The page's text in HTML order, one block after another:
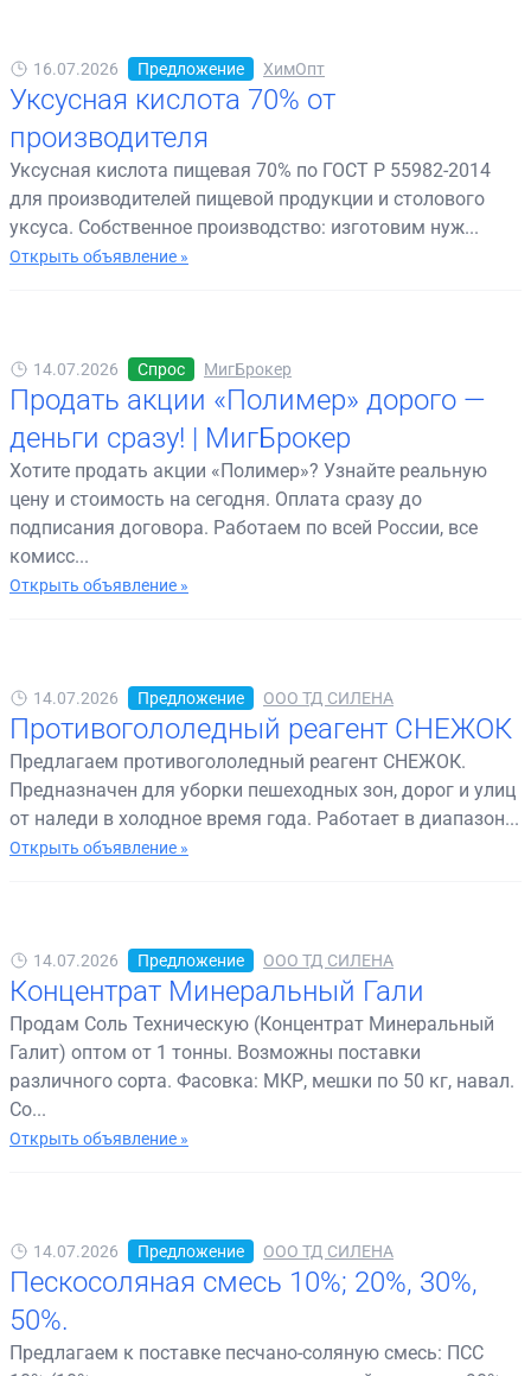
16.07.2026 Предложение ХимОпт
Уксусная кислота 70% от
производителя
Уксусная кислота пищевая 70% по ГОСТ Р 55982-2014
для производителей пищевой продукции и столового
уксуса. Собственное производство: изготовим нуж...
Открыть объявление »
14.07.2026 Спрос МигБрокер
Продать акции «Полимер» дорого —
деньги сразу! | МигБрокер
Хотите продать акции «Полимер»? Узнайте реальную
цену и стоимость на сегодня. Оплата сразу до
подписания договора. Работаем по всей России, все
комисс...
Открыть объявление »
14.07.2026 Предложение ООО ТД СИЛЕНА
Противогололедный реагент СНЕЖОК
Предлагаем противогололедный реагент СНЕЖОК.
Предназначен для уборки пешеходных зон, дорог и улиц
от наледи в холодное время года. Работает в диапазон...
Открыть объявление »
14.07.2026 Предложение ООО ТД СИЛЕНА
Концентрат Минеральный Гали
Продам Соль Техническую (Концентрат Минеральный
Галит) оптом от 1 тонны. Возможны поставки
различного сорта. Фасовка: МКР, мешки по 50 кг, навал.
Со...
Открыть объявление »
14.07.2026 Предложение ООО ТД СИЛЕНА
Пескосоляная смесь 10%; 20%, 30%,
50%.
Предлагаем к поставке песчано-соляную смесь: ПСС